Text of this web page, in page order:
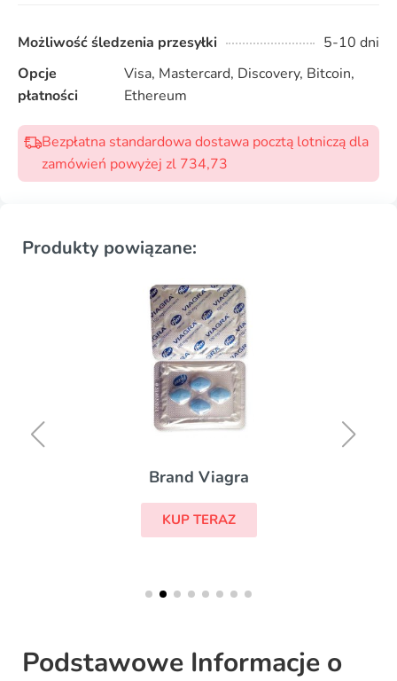
Możliwość śledzenia przesyłki
5-10 dni
Opcje
płatności
Visa, Mastercard, Discovery, Bitcoin,
Ethereum
Bezpłatna standardowa dostawa pocztą lotniczą dla
zamówień powyżej zl 734,73
Produkty powiązane:
Brand Viagra
KUP TERAZ
Podstawowe Informacje o